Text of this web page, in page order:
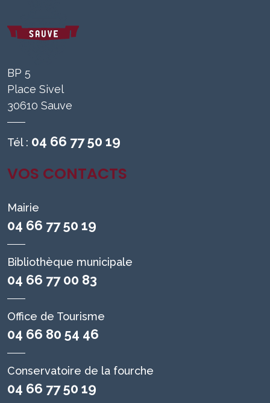
BP 5
Place Sivel
30610 Sauve
Tél : 04 66 77 50 19
VOS CONTACTS
Mairie
04 66 77 50 19
Bibliothèque municipale
04 66 77 00 83
Office de Tourisme
04 66 80 54 46
Conservatoire de la fourche
04 66 77 50 19